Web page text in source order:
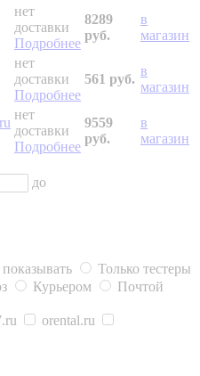
нет
доставки
Подробнее
8289
руб.
в
магазин
нет
доставки
Подробнее
561 руб.
в
магазин
нет
доставки
Подробнее
9559
руб.
в
магазин
до
Только тестеры
Курьером
Почтой
orental.ru